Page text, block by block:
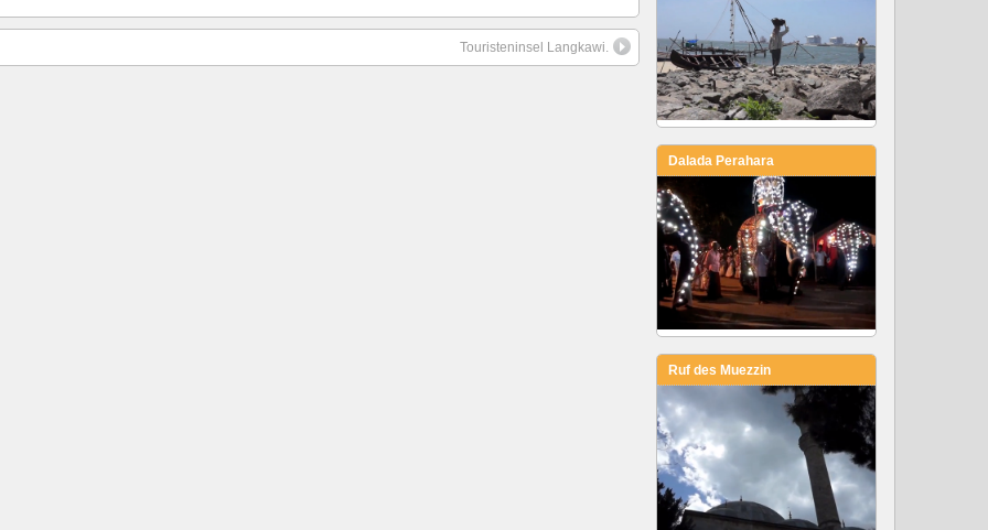
Touristeninsel Langkawi.
Dalada Perahara
Ruf des Muezzin